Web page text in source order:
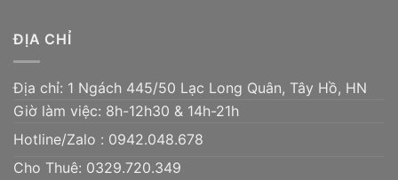
ĐỊA CHỈ
Địa chỉ: 1 Ngách 445/50 Lạc Long Quân, Tây Hồ, HN
Giờ làm việc: 8h-12h30 & 14h-21h
Hotline/Zalo : 0942.048.678
Cho Thuê: 0329.720.349